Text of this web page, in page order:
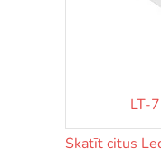
LT-
Skatīt citus